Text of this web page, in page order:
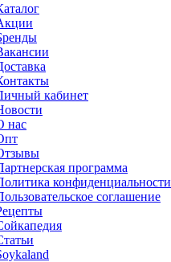
кабинет
нас
программа
конфиденциальности
соглашение